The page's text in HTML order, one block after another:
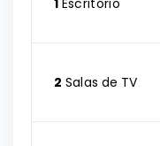
1 Escritório
2 Salas de TV